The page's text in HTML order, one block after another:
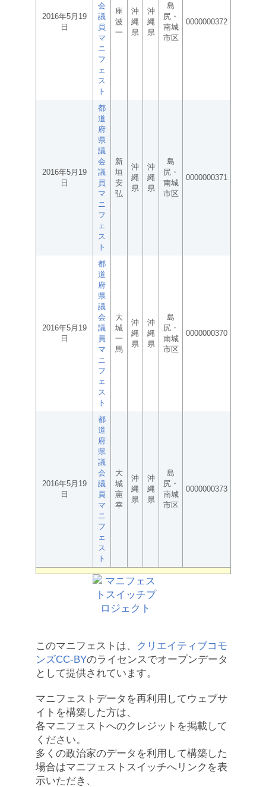
2016年5月19
日
会
議
員
マ
ニ
フ
ェ
ス
ト
座
波
一
沖
縄
県
沖
縄
県
島
尻・
南城
市区
0000000372
2016年5月19
日
都
道
府
県
議
会
議
員
マ
ニ
フ
ェ
ス
ト
新
垣
安
弘
沖
縄
県
沖
縄
県
島
尻・
南城
市区
0000000371
2016年5月19
日
都
道
府
県
議
会
議
員
マ
ニ
フ
ェ
ス
ト
大
城
一
馬
沖
縄
県
沖
縄
県
島
尻・
南城
市区
0000000370
2016年5月19
日
都
道
府
県
議
会
議
員
マ
ニ
フ
ェ
ス
ト
大
城
憲
幸
沖
縄
県
沖
縄
県
島
尻・
南城
市区
0000000373
このマニフェストは、
クリエイティブコモ
ンズCC-BYのライセンスでオープンデータ
として提供されています。
マニフェストデータを再利用してウェブサ
イトを構築した方は、
各マニフェストへのクレジットを掲載して
ください。
多くの政治家のデータを利用して構築した
場合はマニフェストスイッチへリンクを表
示いただき、